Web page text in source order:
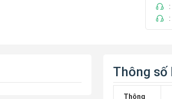
:
:
Thông số
Thông